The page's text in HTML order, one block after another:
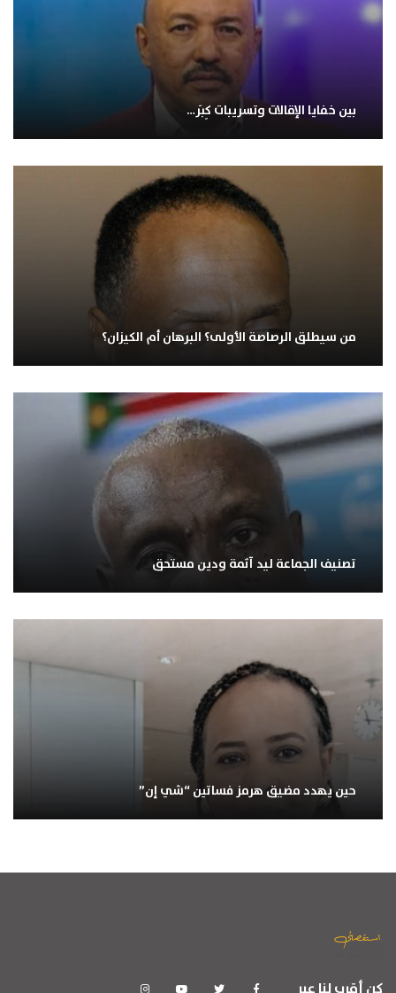
بين خفايا الإقالات وتسريبات كِبَر…
من سيطلق الرصاصة الأولى؟ البرهان أم الكيزان؟
تصنيف الجماعة ليد آثمة ودين مستحق
حين يهدد مضيق هرمز فساتين “شي إن”